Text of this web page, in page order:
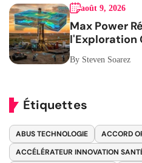
août 9, 2026
Max Power
l'Exploration
By Steven Soarez
Étiquettes
ABUS TECHNOLOGIE
ACCORD
ACCÉLÉRATEUR INNOVATION